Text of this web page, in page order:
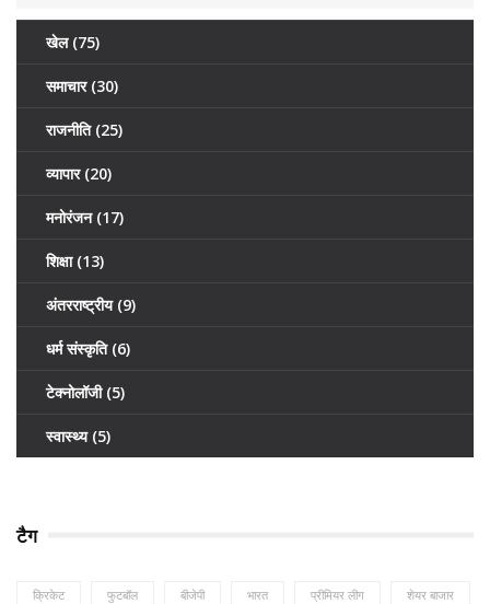
खेल (75)
समाचार (30)
राजनीति (25)
व्यापार (20)
मनोरंजन (17)
शिक्षा (13)
अंतरराष्ट्रीय (9)
धर्म संस्कृति (6)
टेक्नोलॉजी (5)
स्वास्थ्य (5)
टैग
क्रिकेट फुटबॉल बीजेपी भारत प्रीमियर लीग शेयर बाजार